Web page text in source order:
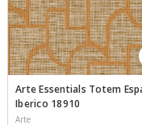
Arte Essentials Totem
Iberico 18910
Arte